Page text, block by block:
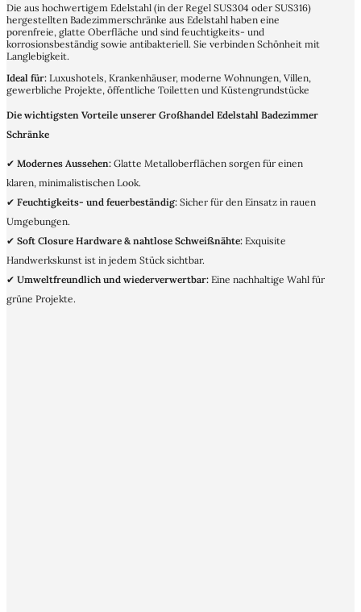
Die aus hochwertigem Edelstahl (in der Regel SUS304 oder SUS316)
hergestellten Badezimmerschränke aus Edelstahl haben eine
porenfreie, glatte Oberfläche und sind feuchtigkeits- und
korrosionsbeständig sowie antibakteriell. Sie verbinden Schönheit mit
Langlebigkeit.
Ideal für: Luxushotels, Krankenhäuser, moderne Wohnungen, Villen,
gewerbliche Projekte, öffentliche Toiletten und Küstengrundstücke
Die wichtigsten Vorteile unserer Großhandel Edelstahl Badezimmer
Schränke
✔ Modernes Aussehen: Glatte Metalloberflächen sorgen für einen
klaren, minimalistischen Look.
✔ Feuchtigkeits- und feuerbeständig: Sicher für den Einsatz in rauen
Umgebungen.
✔ Soft Closure Hardware & nahtlose Schweißnähte: Exquisite
Handwerkskunst ist in jedem Stück sichtbar.
✔ Umweltfreundlich und wiederverwertbar: Eine nachhaltige Wahl für
grüne Projekte.